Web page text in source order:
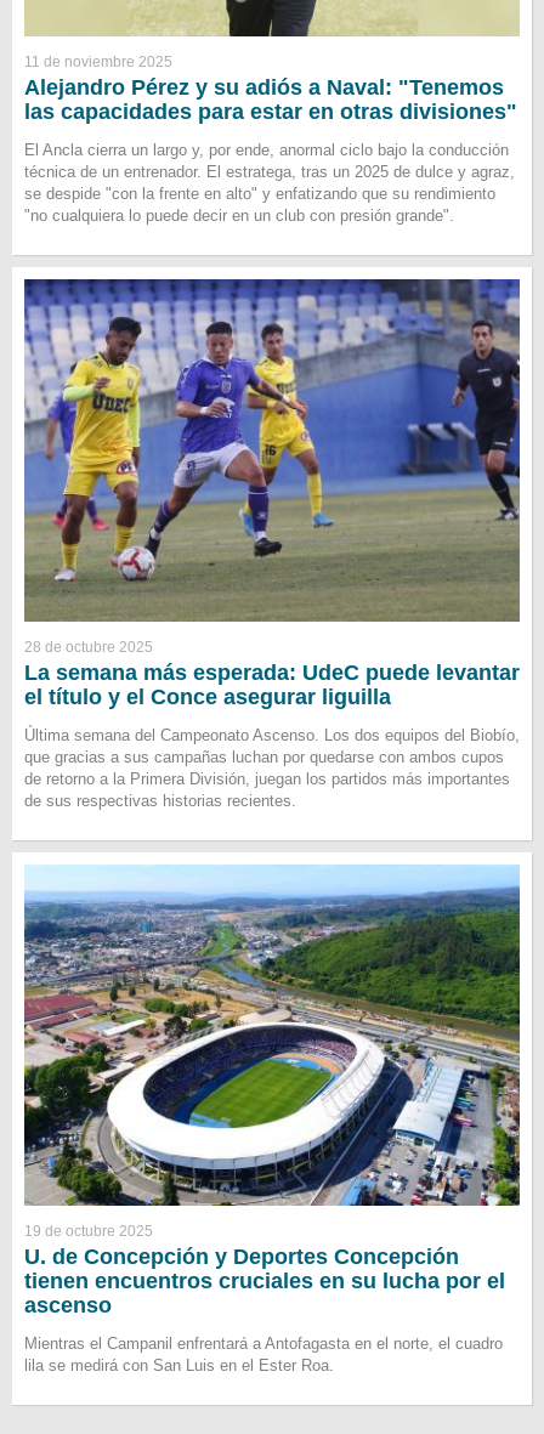
11 de noviembre 2025
Alejandro Pérez y su adiós a Naval: "Tenemos
las capacidades para estar en otras divisiones"
El Ancla cierra un largo y, por ende, anormal ciclo bajo la conducción
técnica de un entrenador. El estratega, tras un 2025 de dulce y agraz,
se despide "con la frente en alto" y enfatizando que su rendimiento
"no cualquiera lo puede decir en un club con presión grande".
28 de octubre 2025
La semana más esperada: UdeC puede levantar
el título y el Conce asegurar liguilla
Última semana del Campeonato Ascenso. Los dos equipos del Biobío,
que gracias a sus campañas luchan por quedarse con ambos cupos
de retorno a la Primera División, juegan los partidos más importantes
de sus respectivas historias recientes.
19 de octubre 2025
U. de Concepción y Deportes Concepción
tienen encuentros cruciales en su lucha por el
ascenso
Mientras el Campanil enfrentará a Antofagasta en el norte, el cuadro
lila se medirá con San Luis en el Ester Roa.